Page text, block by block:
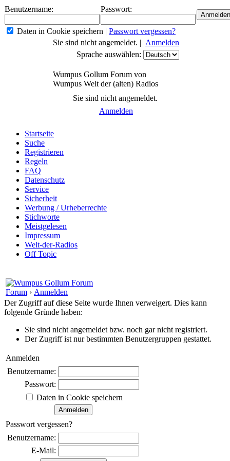
Benutzername: Passwort:
Daten in Cookie speichern | Passwort vergessen?
Sie sind nicht angemeldet. | Anmelden
Sprache auswählen:
Wumpus Gollum Forum von
Wumpus Welt der (alten) Radios
Sie sind nicht angemeldet.
Anmelden
Startseite
Suche
Registrieren
Regeln
FAQ
Datenschutz
Service
Sicherheit
Werbung / Urheberrechte
Stichworte
Meistgelesen
Impressum
Welt-der-Radios
Off Topic
Forum › Anmelden
Der Zugriff auf diese Seite wurde Ihnen verweigert. Dies kann
folgende Gründe haben:
Sie sind nicht angemeldet bzw. noch gar nicht registriert.
Der Zugriff ist nur bestimmten Benutzergruppen gestattet.
Anmelden
Benutzername:
Passwort:
Daten in Cookie speichern
Passwort vergessen?
Benutzername:
E-Mail: